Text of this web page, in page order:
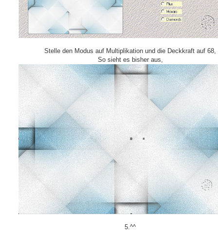
Stelle den Modus auf Multiplikation und die Deckkraft auf 68,
So sieht es bisher aus,
5.^^